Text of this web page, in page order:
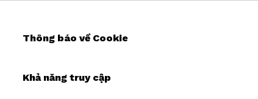
Thông báo về Cookie
Khả năng truy cập